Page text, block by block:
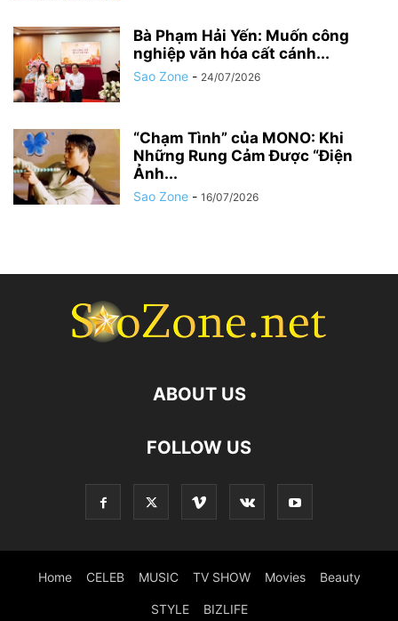
Bà Phạm Hải Yến: Muốn công
nghiệp văn hóa cất cánh...
Sao Zone - 24/07/2026
“Chạm Tình” của MONO: Khi
Những Rung Cảm Được “Điện
Ảnh...
Sao Zone - 16/07/2026
ABOUT US
FOLLOW US
Home CELEB MUSIC TV SHOW Movies Beauty
STYLE BIZLIFE